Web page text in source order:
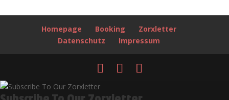
Homepage Booking
Zorxletter
Datenschutz
Impressum